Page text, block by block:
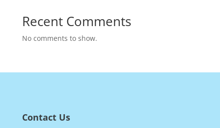
Recent Comments
No comments to show.
Contact Us